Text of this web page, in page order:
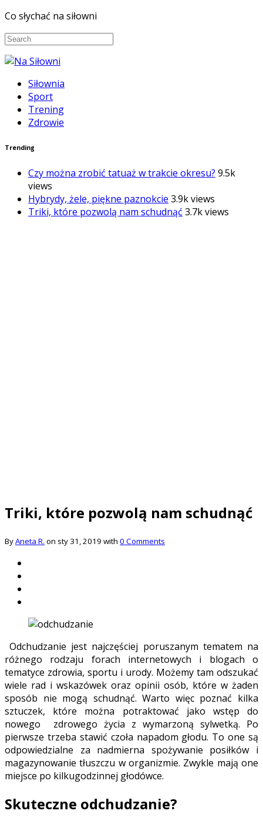
Co słychać na siłowni
Siłownia
Sport
Trening
Zdrowie
Trending
Czy można zrobić tatuaż w trakcie okresu? 9.5k
views
Hybrydy, żele, piękne paznokcie 3.9k views
Triki, które pozwolą nam schudnąć 3.7k views
Triki, które pozwolą nam schudnąć
ByAneta R. on sty 31, 2019 with 0 Comments
Odchudzanie jest najczęściej poruszanym tematem na
różnego rodzaju forach internetowych i blogach o
tematyce zdrowia, sportu i urody. Możemy tam odszukać
wiele rad i wskazówek oraz opinii osób, które w żaden
sposób nie mogą schudnąć. Warto więc poznać kilka
sztuczek, które można potraktować jako wstęp do
nowego zdrowego życia z wymarzoną sylwetką. Po
pierwsze trzeba stawić czoła napadom głodu. To one są
odpowiedzialne za nadmierna spożywanie posiłków i
magazynowanie tłuszczu w organizmie. Zwykle mają one
miejsce po kilkugodzinnej głodówce.
Skuteczne odchudzanie?